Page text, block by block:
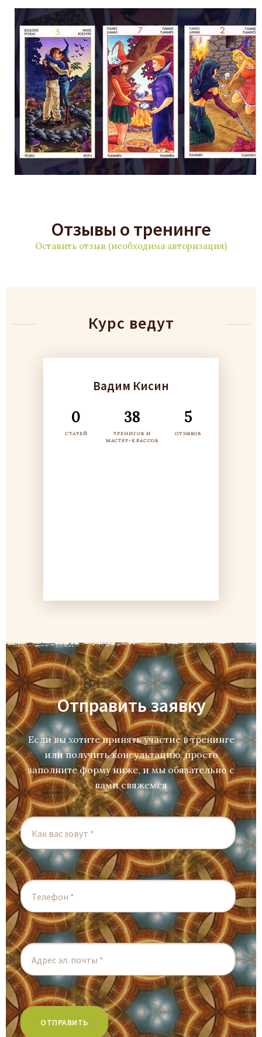
Отзывы о тренинге
Оставить отзыв (необходима авторизация)
Курс ведут
Вадим Кисин
0
СТАТЕЙ
38
ТРЕНИГОВ И
МАСТЕР-КЛАССОВ
5
ОТЗЫВОВ
Отправить заявку
Если вы хотите принять участие в тренинге
или получить консультацию, просто
заполните форму ниже, и мы обязательно с
вами свяжемся